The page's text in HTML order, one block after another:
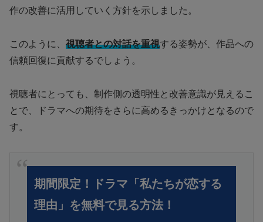
作の改善に活用していく方針を示しました。
このように、 視聴者との対話を重視する姿勢が、作品への
信頼回復に貢献するでしょう。
視聴者にとっても、制作側の透明性と改善意識が見えるこ
とで、ドラマへの期待をさらに高めるきっかけとなるので
す。
期間限定！ドラマ「私たちが恋する
理由」を無料で見る方法！